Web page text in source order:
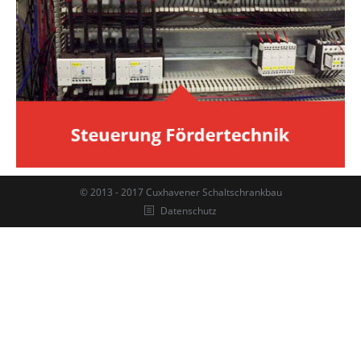
© 2013 - 2017 Cuxhavener Schaltschrankbau
Datenschutz